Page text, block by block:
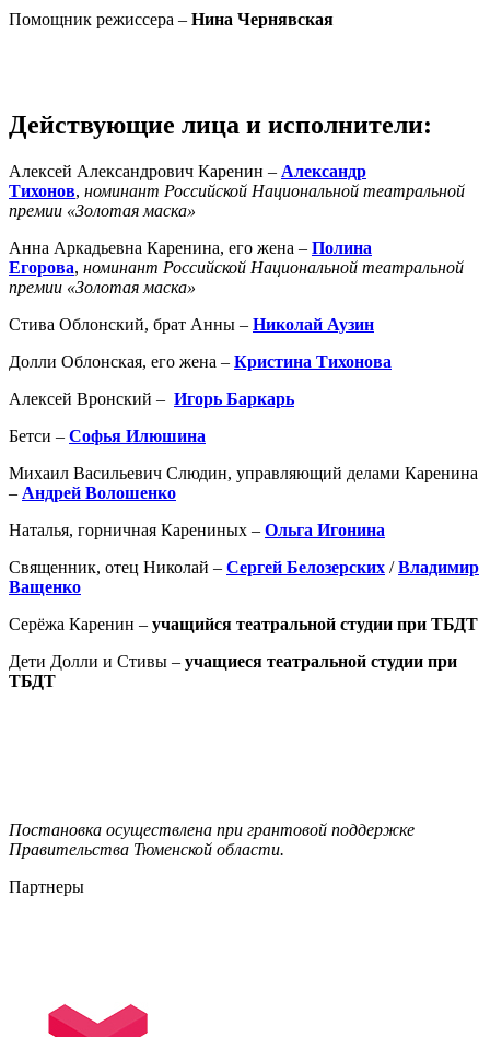
Помощник режиссера – Нина Чернявская
Действующие лица и исполнители:
Алексей Александрович Каренин – Александр
Тихонов, номинант Российской Национальной театральной
премии «Золотая маска»
Анна Аркадьевна Каренина, его жена – Полина
Егорова, номинант Российской Национальной театральной
премии «Золотая маска»
Стива Облонский, брат Анны – Николай Аузин
Долли Облонская, его жена – Кристина Тихонова
Алексей Вронский – Игорь Баркарь
Бетси – Софья Илюшина
Михаил Васильевич Слюдин, управляющий делами Каренина
– Андрей Волошенко
Наталья, горничная Карениных – Ольга Игонина
Священник, отец Николай – Сергей Белозерских /Владимир
Ващенко
Серёжа Каренин – учащийся театральной студии при ТБДТ
Дети Долли и Стивы – учащиеся театральной студии при
ТБДТ
Постановка осуществлена при грантовой поддержке
Правительства Тюменской области.
Партнеры